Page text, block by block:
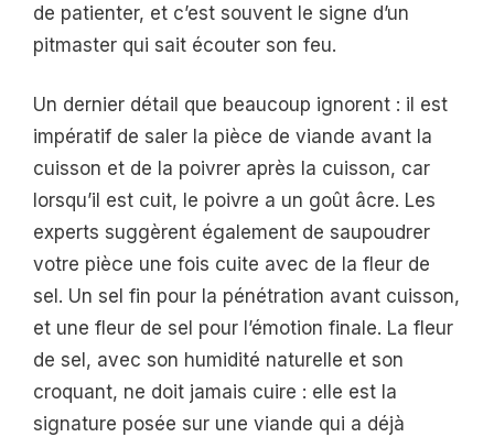
de patienter, et c’est souvent le signe d’un
pitmaster qui sait écouter son feu.
Un dernier détail que beaucoup ignorent : il est
impératif de saler la pièce de viande avant la
cuisson et de la poivrer après la cuisson, car
lorsqu’il est cuit, le poivre a un goût âcre. Les
experts suggèrent également de saupoudrer
votre pièce une fois cuite avec de la fleur de
sel. Un sel fin pour la pénétration avant cuisson,
et une fleur de sel pour l’émotion finale. La fleur
de sel, avec son humidité naturelle et son
croquant, ne doit jamais cuire : elle est la
signature posée sur une viande qui a déjà